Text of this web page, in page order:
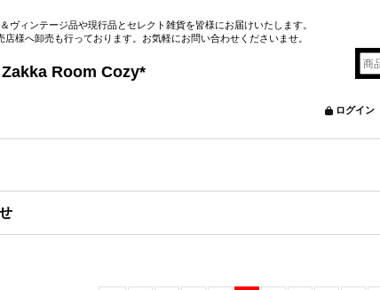
ィンテージ品や現行品とセレクト雑貨を皆様にお届けいたします。
様へ卸売も行っております。お気軽にお問い合わせくださいませ。
Cozy*
ログイン